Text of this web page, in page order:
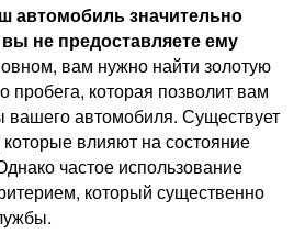
автомобиль значительно
не предоставляете ему
вам нужно найти золотую
пробега, которая позволит вам
вашего автомобиля. Существует
влияют на состояние
частое использование
который существенно